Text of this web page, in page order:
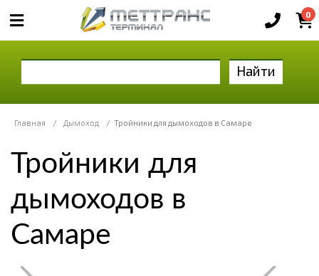
0
Найти
Главная / Дымоход / Тройники для дымоходов в Самаре
Тройники для
дымоходов в
Самаре